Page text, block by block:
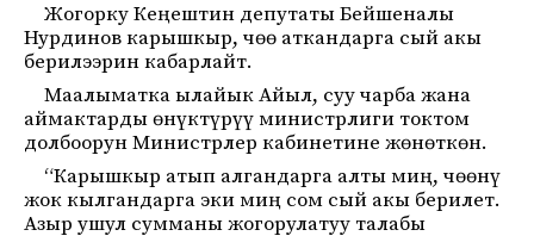
Жогорку Кеңештин депутаты Бейшеналы
Нурдинов карышкыр, чөө аткандарга сый акы
берилээрин кабарлайт.
Маалыматка ылайык Айыл, суу чарба жана
аймактарды өнүктүрүү министрлиги токтом
долбоорун Министрлер кабинетине жөнөткөн.
“Карышкыр атып алгандарга алты миң, чөөнү
жок кылгандарга эки миң сом сый акы берилет.
Азыр ушул сумманы жогорулатуу талабы